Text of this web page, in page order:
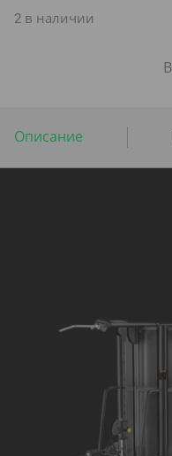
2 в наличии
Описание